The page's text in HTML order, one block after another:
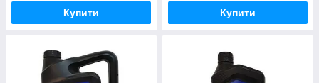
Купити Купити